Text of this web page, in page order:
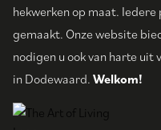
hekwerken op maat.
gemaakt. Onze website
nodigen u ook van harte uit
in Dodewaard. Welkom!